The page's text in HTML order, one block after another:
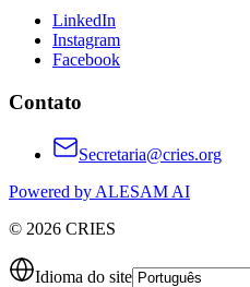
LinkedIn
Instagram
Facebook
Contato
Secretaria@cries.org
Powered by ALESAM AI
© 2026 CRIES
Idioma do site